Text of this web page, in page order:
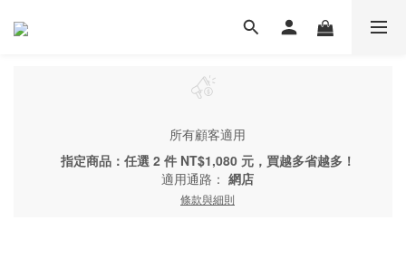
所有顧客適用
指定商品：任選 2 件 NT$1,080 元，買越多省越多！
適用通路： 網店
條款與細則